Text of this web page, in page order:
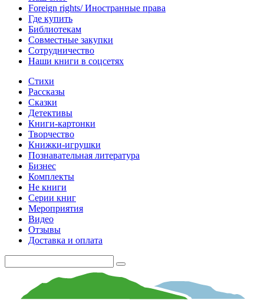
Foreign rights/ Иностранные права
Где купить
Библиотекам
Совместные закупки
Сотрудничество
Наши книги в соцсетях
Стихи
Рассказы
Сказки
Детективы
Книги-картонки
Творчество
Книжки-игрушки
Познавательная литература
Бизнес
Комплекты
Не книги
Серии книг
Мероприятия
Видео
Отзывы
Доставка и оплата